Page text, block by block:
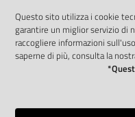
Dichiarazione di accessibilità
Privacy policy
Questo sito utilizza i cookie
garantire un miglior servizio di
raccogliere informazioni
saperne di più, consulta la